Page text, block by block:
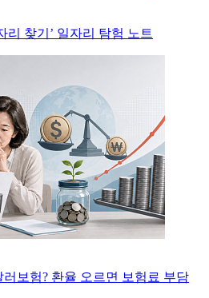
리 찾기’ 일자리 탐험 노트
러보험? 환율 오르면 보험료 부담